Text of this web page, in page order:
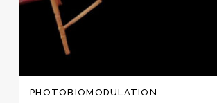
PHOTOBIOMODULATION